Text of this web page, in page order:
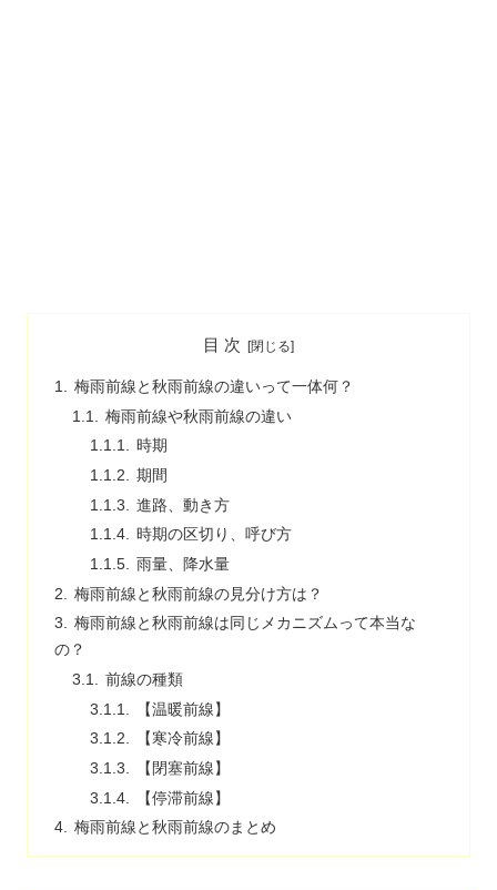
目 次
梅雨前線と秋雨前線の違いって一体何？
梅雨前線や秋雨前線の違い
時期
期間
進路、動き方
時期の区切り、呼び方
雨量、降水量
梅雨前線と秋雨前線の見分け方は？
梅雨前線と秋雨前線は同じメカニズムって本当な
の？
前線の種類
【温暖前線】
【寒冷前線】
【閉塞前線】
【停滞前線】
梅雨前線と秋雨前線のまとめ